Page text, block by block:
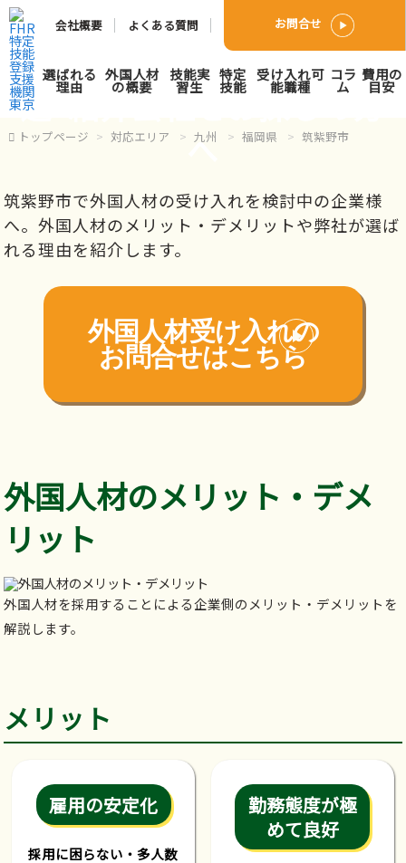
会社概要 よくある質問 お問合せ
選ばれる
理由
外国人材
の概要
技能実
習生
特定
技能
受け入れ可
能職種
コラ
ム
費用の
目安
筑紫野市で外国人人材派
遣･紹介会社をお探しの方
へ
トップページ 対応エリア 九州 福岡県 筑紫野市
筑紫野市で外国人材の受け入れを検討中の企業様
へ。外国人材のメリット・デメリットや弊社が選ば
れる理由を紹介します。
外国人材受け入れの
お問合せはこちら
外国人材のメリット・デメ
リット
外国人材を採用することによる企業側のメリット・デメリットを
解説します。
メリット
雇用の安定化
採用に困らない・多人数
勤務態度が極
めて良好